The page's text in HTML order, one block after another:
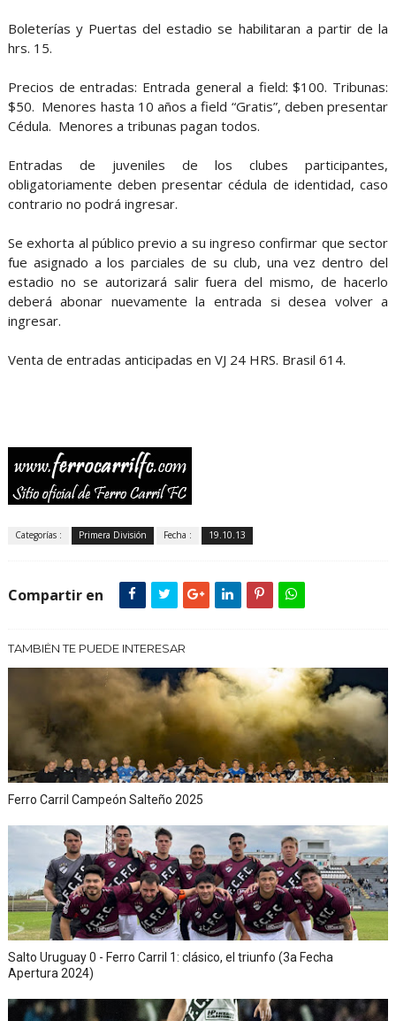
Boleterías y Puertas del estadio se habilitaran a partir de la
hrs. 15.
Precios de entradas: Entrada general a field: $100. Tribunas:
$50. Menores hasta 10 años a field “Gratis”, deben presentar
Cédula. Menores a tribunas pagan todos.
Entradas de juveniles de los clubes participantes,
obligatoriamente deben presentar cédula de identidad, caso
contrario no podrá ingresar.
Se exhorta al público previo a su ingreso confirmar que sector
fue asignado a los parciales de su club, una vez dentro del
estadio no se autorizará salir fuera del mismo, de hacerlo
deberá abonar nuevamente la entrada si desea volver a
ingresar.
Venta de entradas anticipadas en VJ 24 HRS. Brasil 614.
Categorías : Primera División Fecha : 19.10.13
Compartir en
TAMBIÉN TE PUEDE INTERESAR
Ferro Carril Campeón Salteño 2025
Salto Uruguay 0 - Ferro Carril 1: clásico, el triunfo (3a Fecha
Apertura 2024)